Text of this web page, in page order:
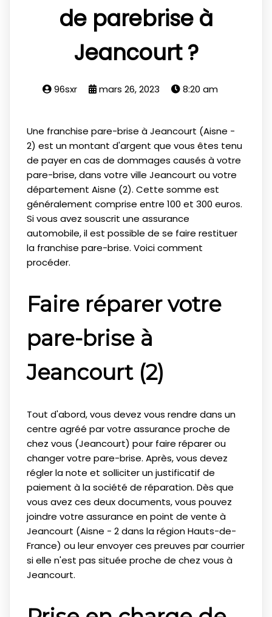
de parebrise à
Jeancourt ?
96sxr mars 26, 2023 8:20 am
Une franchise pare-brise à Jeancourt (Aisne -
2) est un montant d'argent que vous êtes tenu
de payer en cas de dommages causés à votre
pare-brise, dans votre ville Jeancourt ou votre
département Aisne (2). Cette somme est
généralement comprise entre 100 et 300 euros.
Si vous avez souscrit une assurance
automobile, il est possible de se faire restituer
la franchise pare-brise. Voici comment
procéder.
Faire réparer votre
pare-brise à
Jeancourt (2)
Tout d'abord, vous devez vous rendre dans un
centre agréé par votre assurance proche de
chez vous (Jeancourt) pour faire réparer ou
changer votre pare-brise. Après, vous devez
régler la note et solliciter un justificatif de
paiement à la société de réparation. Dès que
vous avez ces deux documents, vous pouvez
joindre votre assurance en point de vente à
Jeancourt (Aisne - 2 dans la région Hauts-de-
France) ou leur envoyer ces preuves par courrier
si elle n'est pas située proche de chez vous à
Jeancourt.